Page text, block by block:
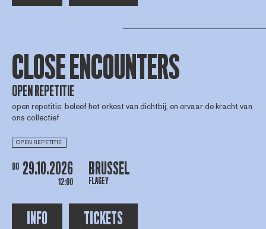
CLOSE ENCOUNTERS
OPEN REPETITIE
open repetitie: beleef het orkest van dichtbij, en ervaar de kracht van
ons collectief
OPEN REPETITIE
DO 29.10.2026
12:00
BRUSSEL
FLAGEY
INFO TICKETS